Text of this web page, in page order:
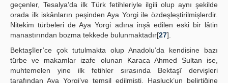
geçenler, Tesalya’da ilk Türk fetihleriyle ilgili olup aynı şekilde
orada ilk iskânların peşinden Aya Yorgi ile özdeşleştirilmişlerdir.
Nitekim türbeleri de Aya Yorgi adına inşâ edilen eski bir lâtin
manastırından bozma tekkede bulunmaktadır[27].
Bektaşîler’ce çok tutulmakta olup Anadolu’da kendisine bazı
türbe ve makamlar izafe olunan Karaca Ahmed Sultan ise,
muhtemelen yine ilk fetihler sırasında Bektaşî dervişleri
tarafından Aya Yorgi’ye temsil edilmişti. Hasluck’un belirtiğine